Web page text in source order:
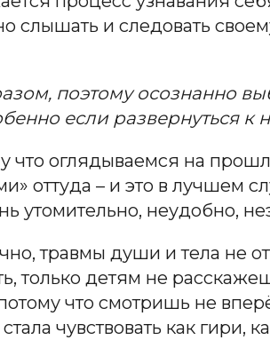
слышать и следовать
поэтому осознанно
если развернуться к
что оглядываемся на
оттуда – и это в лучшем
утомительно, неудобно,
травмы души и тела не
только детям не
что смотришь не
чувствовать как гири,